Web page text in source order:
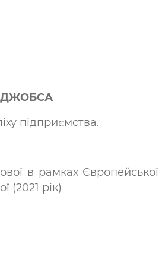
ДЖОБСА
підприємства.
в рамках Європейської
рік)